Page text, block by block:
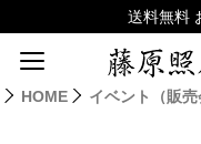
HOME イベント（販